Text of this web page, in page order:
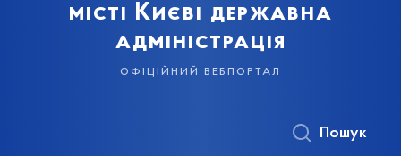
місті Києві державна
адміністрація
офіційний вебпортал
Пошук